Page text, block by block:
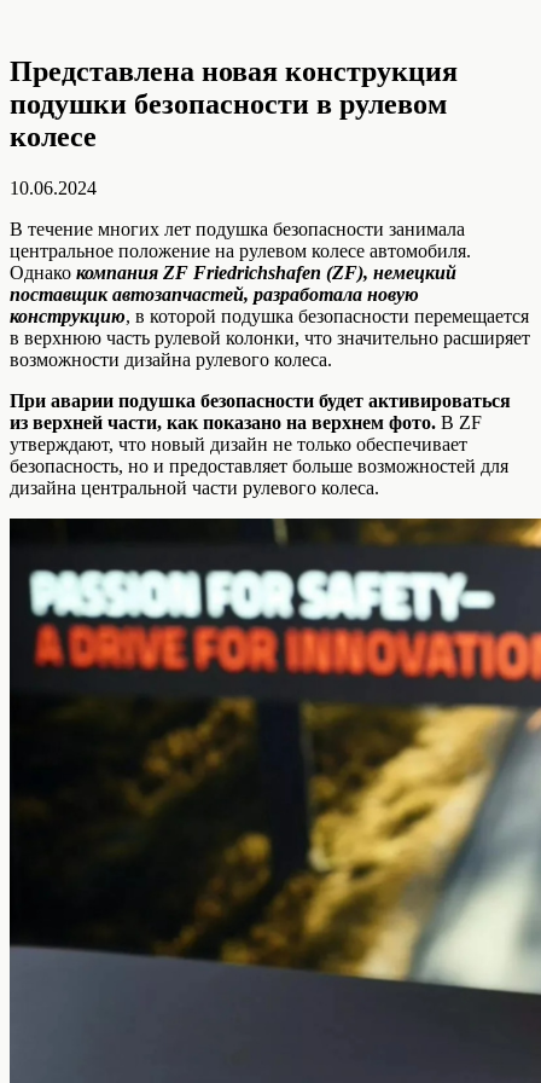
Представлена новая конструкция
подушки безопасности в рулевом
колесе
10.06.2024
В течение многих лет подушка безопасности занимала
центральное положение на рулевом колесе автомобиля.
Однако компания ZF Friedrichshafen (ZF), немецкий
поставщик автозапчастей, разработала новую
конструкцию, в которой подушка безопасности перемещается
в верхнюю часть рулевой колонки, что значительно расширяет
возможности дизайна рулевого колеса.
При аварии подушка безопасности будет активироваться
из верхней части, как показано на верхнем фото. В ZF
утверждают, что новый дизайн не только обеспечивает
безопасность, но и предоставляет больше возможностей для
дизайна центральной части рулевого колеса.